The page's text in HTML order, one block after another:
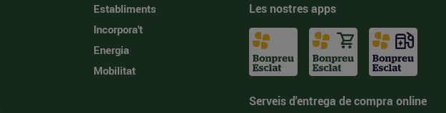
Establiments
Incorpora't
Energia
Mobilitat
Les nostres apps
Serveis d'entrega de compra online